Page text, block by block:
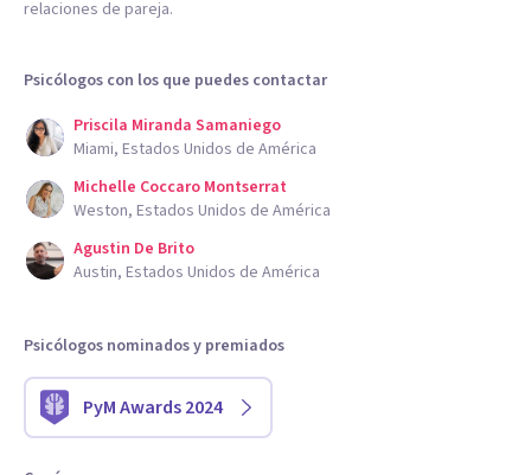
relaciones de pareja.
Psicólogos con los que puedes contactar
Priscila Miranda Samaniego
Miami, Estados Unidos de América
Michelle Coccaro Montserrat
Weston, Estados Unidos de América
Agustin De Brito
Austin, Estados Unidos de América
Psicólogos nominados y premiados
PyM Awards 2024